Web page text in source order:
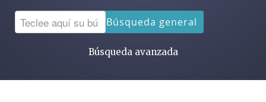
Búsqueda general
Búsqueda avanzada